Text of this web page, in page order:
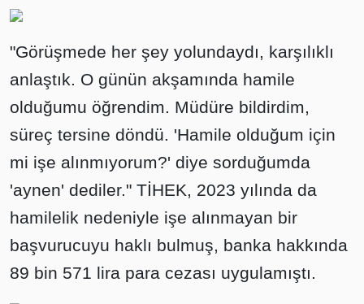
"Görüşmede her şey yolundaydı, karşılıklı
anlaştık. O günün akşamında hamile
olduğumu öğrendim. Müdüre bildirdim,
süreç tersine döndü. 'Hamile olduğum için
mi işe alınmıyorum?' diye sorduğumda
'aynen' dediler." TİHEK, 2023 yılında da
hamilelik nedeniyle işe alınmayan bir
başvurucuyu haklı bulmuş, banka hakkında
89 bin 571 lira para cezası uygulamıştı.